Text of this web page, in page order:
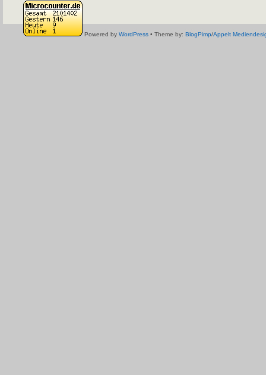
Powered by WordPress • Theme by: BlogPimp/Appelt